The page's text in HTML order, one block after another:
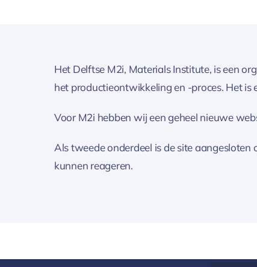
Het Delftse M2i, Materials Institute, is een
het productieontwikkeling en -proces. Het
Voor M2i hebben wij een geheel nieuwe
Als tweede onderdeel is de site
kunnen reageren.